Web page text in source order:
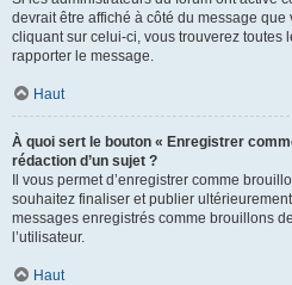
devrait être affiché à côté du message que
cliquant sur celui-ci, vous trouverez toutes
rapporter le message.
Haut
À quoi sert le bouton « Enregistrer
rédaction d’un sujet ?
Il vous permet d’enregistrer comme
souhaitez finaliser et publier
messages enregistrés comme brouillons
l’utilisateur.
Haut